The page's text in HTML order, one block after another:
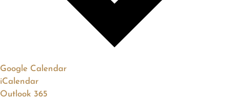
Google Calendar
iCalendar
Outlook 365